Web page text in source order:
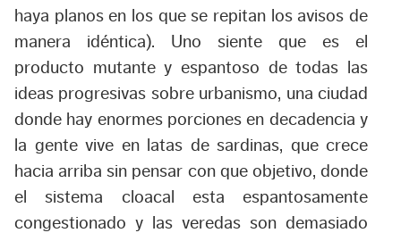
haya planos en los que se repitan los avisos de
manera idéntica). Uno siente que es el
producto mutante y espantoso de todas las
ideas progresivas sobre urbanismo, una ciudad
donde hay enormes porciones en decadencia y
la gente vive en latas de sardinas, que crece
hacia arriba sin pensar con que objetivo, donde
el sistema cloacal esta espantosamente
congestionado y las veredas son demasiado